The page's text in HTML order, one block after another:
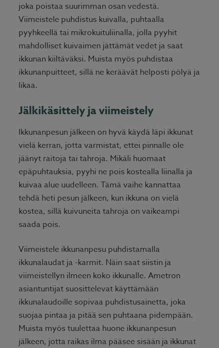
joka poistaa suurimman osan vedestä.
Viimeistele puhdistus kuivalla, puhtaalla
pyyhkeellä tai mikrokuituliinalla, jolla pyyhit
mahdolliset kuivaimen jättämät vedet ja saat
ikkunan kiiltäväksi. Muista myös puhdistaa
ikkunanpuitteet, sillä ne keräävät helposti pölyä ja
likaa.
Jälkikäsittely ja viimeistely
Ikkunanpesun jälkeen on hyvä käydä läpi ikkunat
vielä kerran, jotta varmistat, ettei pinnalle ole
jäänyt raitoja tai tahroja. Mikäli huomaat
epäpuhtauksia, pyyhi ne pois kostealla liinalla ja
kuivaa alue uudelleen. Tämä vaihe kannattaa
tehdä heti pesun jälkeen, kun ikkuna on vielä
kostea, sillä kuivuneita tahroja on vaikeampi
saada pois.
Viimeistele ikkunanpesu puhdistamalla
ikkunalaudat ja -karmit. Näin saat siistin ja
viimeistellyn ilmeen koko ikkunalle. Ametron
asiantuntijat suosittelevat käyttämään
ikkunalaudoille sopivaa puhdistusainetta, joka
suojaa pintaa ja pitää sen puhtaana pidempään.
Muista myös tuulettaa huone ikkunanpesun
jälkeen, jotta raikas ilma pääsee sisään ja ikkunat